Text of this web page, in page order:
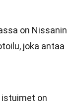
on Nissanin
joka antaa
istuimet on